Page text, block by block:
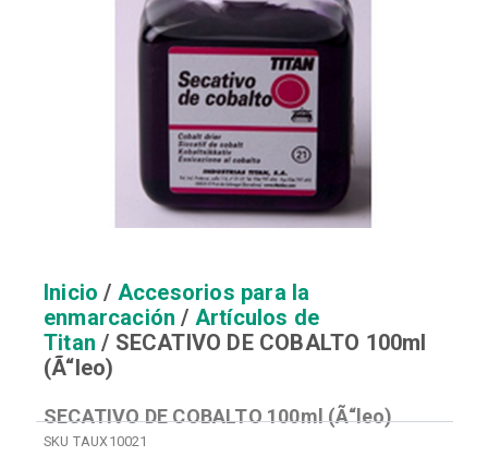
Inicio / Accesorios para la
enmarcación / Artículos de
Titan / SECATIVO DE COBALTO 100ml
(Ã“leo)
SECATIVO DE COBALTO 100ml (Ã“leo)
SKU TAUX10021